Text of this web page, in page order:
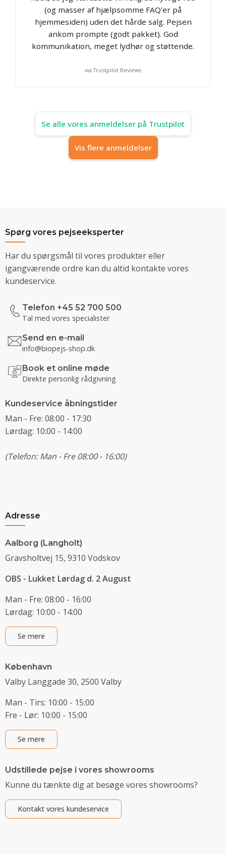
(og masser af hjælpsomme FAQ'er på
hjemmesiden) uden det hårde salg. Pejsen
ankom prompte (godt pakket). God
kommunikation, meget lydhør og støttende.
via Trustpilot Reviews
Se alle vores anmeldelser på Trustpilot
Vis flere anmeldelser
Spørg vores pejseeksperter
Har du spørgsmål til vores produkter eller
igangværende ordre kan du altid kontakte vores
kundeservice.
Telefon +45 52 700 500
Tal med vores specialister
Send en e-mail
info@biopejs-shop.dk
Book et online møde
Direkte personlig rådgivning
Kundeservice åbningstider
Man - Fre: 08:00 - 17:30
Lørdag: 10:00 - 14:00
(Telefon: Man - Fre 08:00 - 16:00)
Adresse
Aalborg (Langholt)
Gravsholtvej 15, 9310 Vodskov
OBS - Lukket Lørdag d. 2 August
Man - Fre: 08:00 - 16:00
Lørdag: 10:00 - 14:00
Se mere
København
Valby Langgade 30, 2500 Valby
Man - Tirs: 10:00 - 15:00
Fre - Lør: 10:00 - 15:00
Se mere
Udstillede pejse i vores showrooms
Kunne du tænkte dig at besøge vores showrooms?
Kontakt vores kundeservice